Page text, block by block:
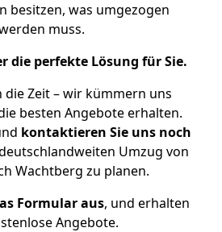
besitzen, was umgezogen
muss.
die perfekte Lösung für Sie.
die Zeit – wir kümmern uns
besten Angebote erhalten.
kontaktieren Sie uns noch
Umzug von
Wachtberg zu planen.
Formular aus, und erhalten
Angebote.